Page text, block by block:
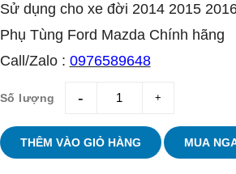
Sử dụng cho xe đời 2014 2015
Phụ Tùng Ford Mazda Chính hãng
Call/Zalo : 0976589648
Số lượng giam tang
THÊM VÀO GIỎ HÀNG MUA